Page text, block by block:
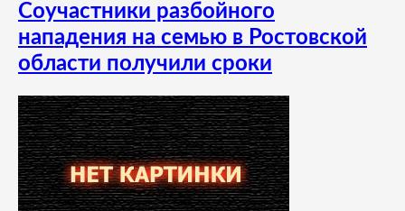
Соучастники разбойного
нападения на семью в Ростовской
области получили сроки